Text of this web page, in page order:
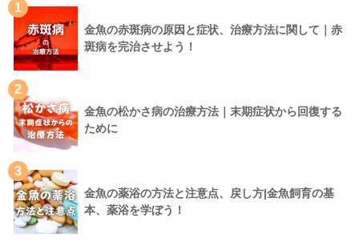
1
金魚の赤斑病の原因と症状、治療方法に関して｜赤
斑病を完治させよう！
2
金魚の松かさ病の治療方法｜末期症状から回復する
ために
3
金魚の薬浴の方法と注意点、戻し方|金魚飼育の基
本、薬浴を学ぼう！